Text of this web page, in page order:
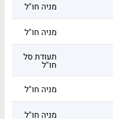
מניה חו"ל
מניה חו"ל
תעודת סל
חו"ל
מניה חו"ל
מניה חו"ל